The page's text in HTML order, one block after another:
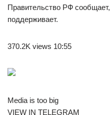
Правительство РФ сообщает,
поддерживает.
370.2K views 10:55
Media is too big
VIEW IN TELEGRAM